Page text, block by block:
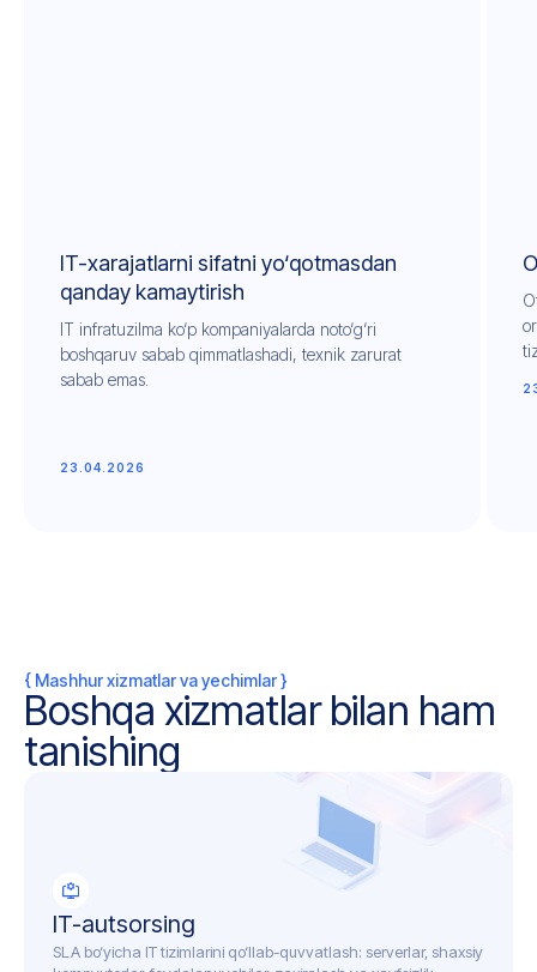
IT-xarajatlarni sifatni yo‘qotmasdan
qanday kamaytirish
IT infratuzilma ko‘p kompaniyalarda noto‘g‘ri
boshqaruv sabab qimmatlashadi, texnik zarurat
sabab emas.
23.04.2026
{ Mashhur xizmatlar va yechimlar }
Boshqa xizmatlar bilan ham
tanishing
IT-autsorsing
SLA bo‘yicha IT tizimlarini qo‘llab-quvvatlash: serverlar, shaxsiy